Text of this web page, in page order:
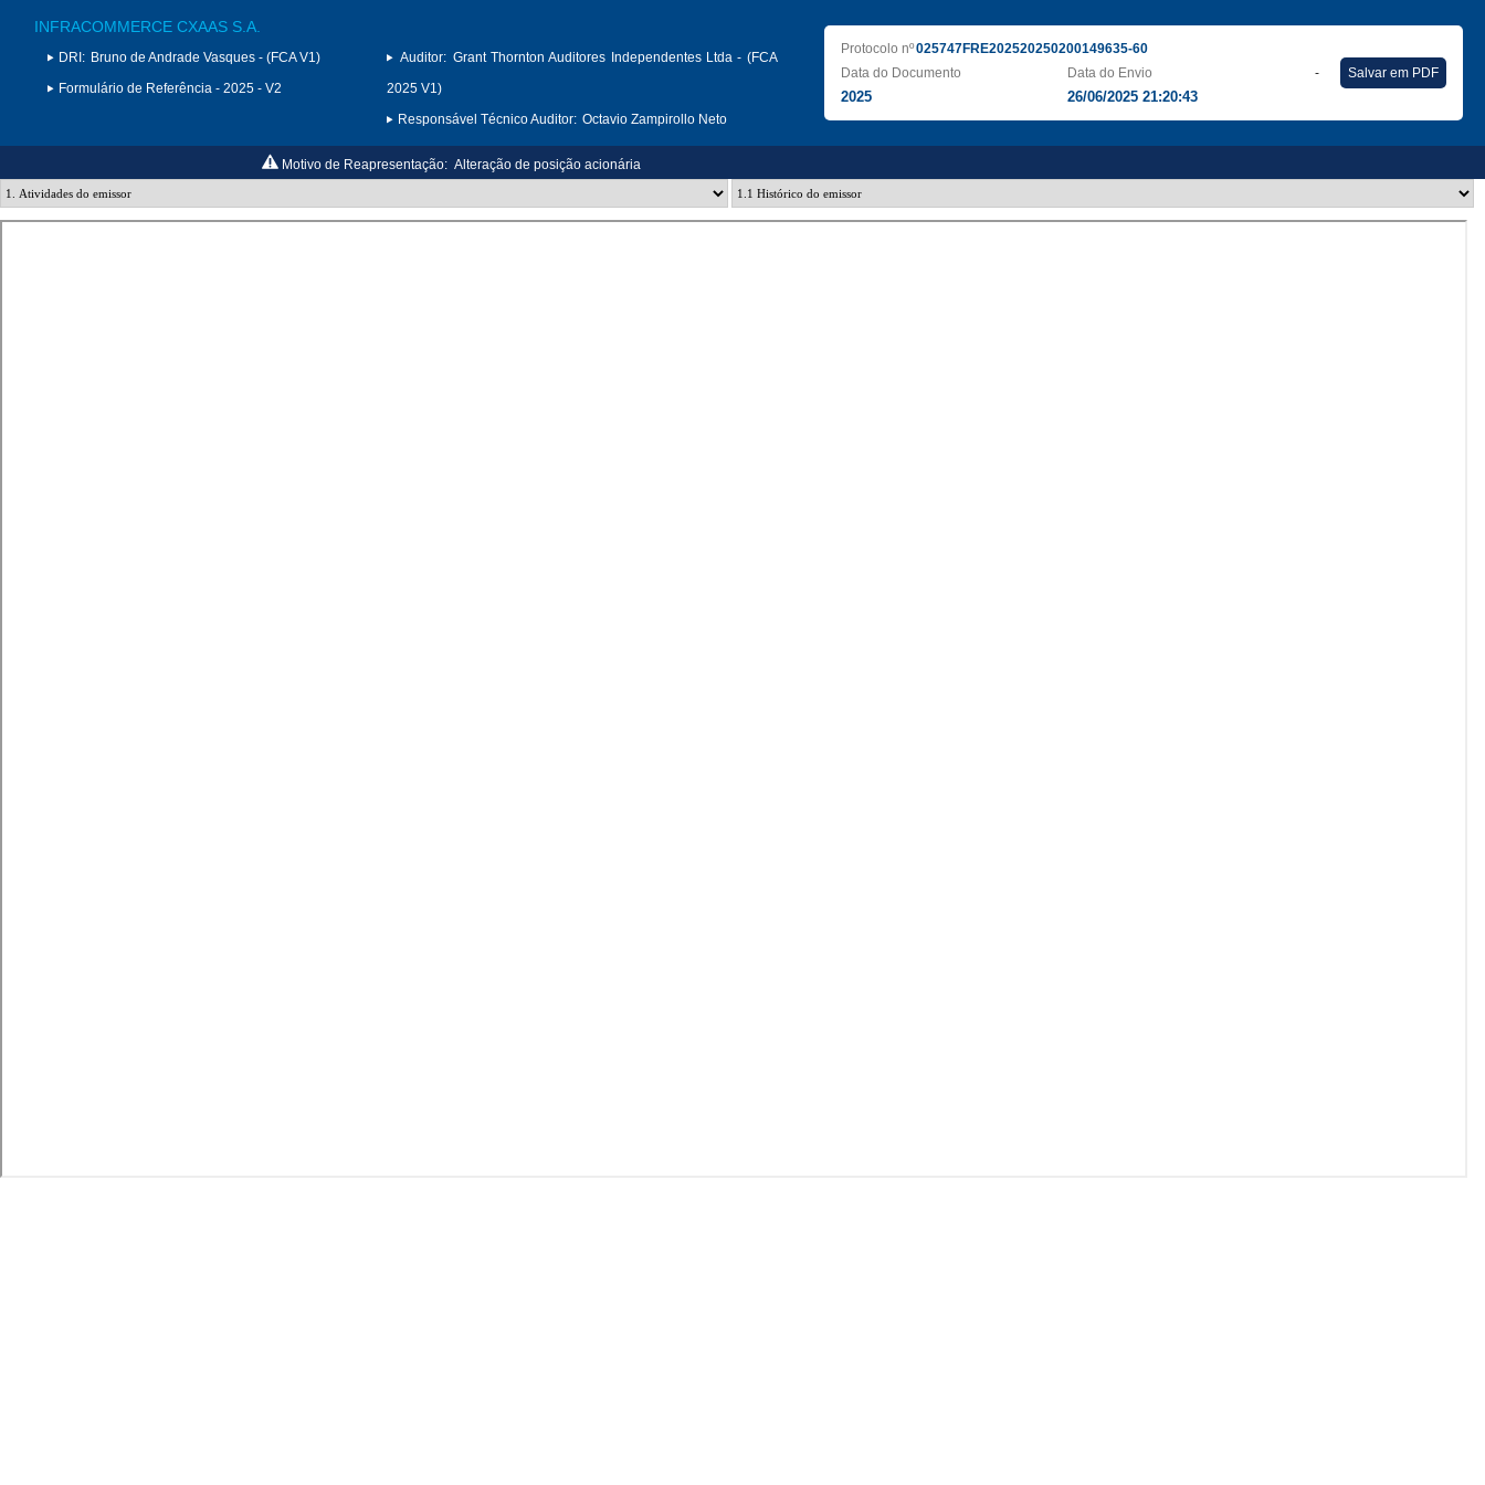
INFRACOMMERCE CXAAS S.A.
DRI: Bruno de Andrade Vasques - (FCA V1)
Formulário de Referência - 2025 - V2
Auditor: Grant Thornton Auditores Independentes Ltda - (FCA
2025 V1)
Responsável Técnico Auditor: Octavio Zampirollo Neto
Protocolo nº025747FRE202520250200149635-60
Data do Documento
2025
Data do Envio
26/06/2025 21:20:43
- Salvar em PDF
Motivo de Reapresentação: Alteração de posição acionária